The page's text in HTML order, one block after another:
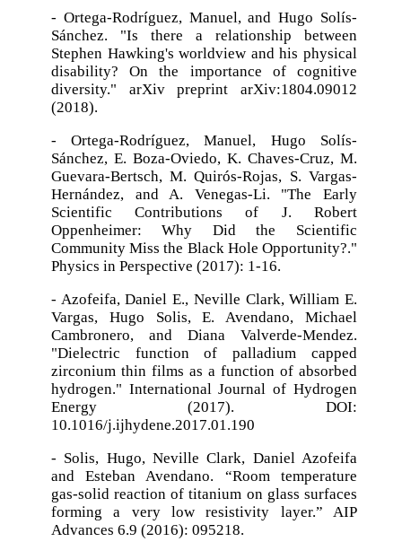
- Ortega-Rodríguez, Manuel, and Hugo Solís-
Sánchez. "Is there a relationship between
Stephen Hawking's worldview and his physical
disability? On the importance of cognitive
diversity." arXiv preprint arXiv:1804.09012
(2018).
- Ortega-Rodríguez, Manuel, Hugo Solís-
Sánchez, E. Boza-Oviedo, K. Chaves-Cruz, M.
Guevara-Bertsch, M. Quirós-Rojas, S. Vargas-
Hernández, and A. Venegas-Li. "The Early
Scientific Contributions of J. Robert
Oppenheimer: Why Did the Scientific
Community Miss the Black Hole Opportunity?."
Physics in Perspective (2017): 1-16.
- Azofeifa, Daniel E., Neville Clark, William E.
Vargas, Hugo Solis, E. Avendano, Michael
Cambronero, and Diana Valverde-Mendez.
"Dielectric function of palladium capped
zirconium thin films as a function of absorbed
hydrogen." International Journal of Hydrogen
Energy (2017). DOI:
10.1016/j.ijhydene.2017.01.190
- Solis, Hugo, Neville Clark, Daniel Azofeifa
and Esteban Avendano. “Room temperature
gas-solid reaction of titanium on glass surfaces
forming a very low resistivity layer.” AIP
Advances 6.9 (2016): 095218.